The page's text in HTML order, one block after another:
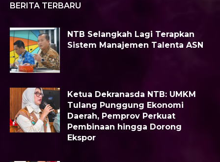
BERITA TERBARU
NTB Selangkah Lagi Terapkan
Sistem Manajemen Talenta ASN
Ketua Dekranasda NTB: UMKM
Tulang Punggung Ekonomi
Daerah, Pemprov Perkuat
Pembinaan hingga Dorong
Ekspor